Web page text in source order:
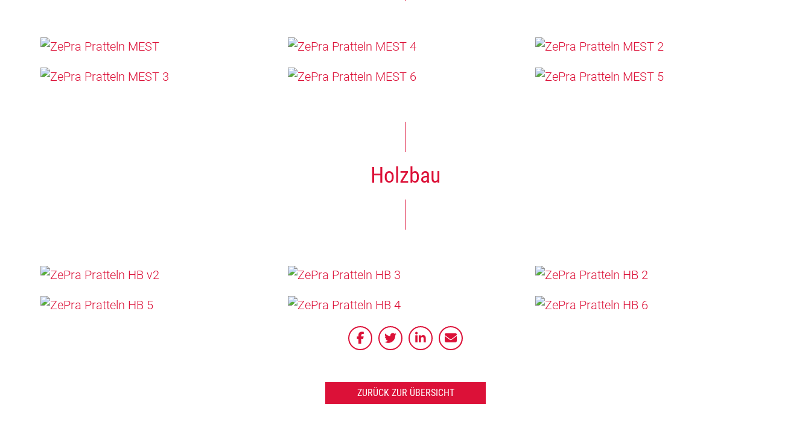
Holzbau
ZURÜCK ZUR ÜBERSICHT